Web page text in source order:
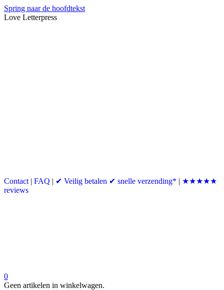
Spring naar de hoofdtekst
Love Letterpress
Contact | FAQ | ✔ Veilig betalen ✔ snelle verzending* | ★★★★★
reviews
0
Geen artikelen in winkelwagen.